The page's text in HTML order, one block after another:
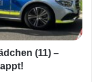
(11) –